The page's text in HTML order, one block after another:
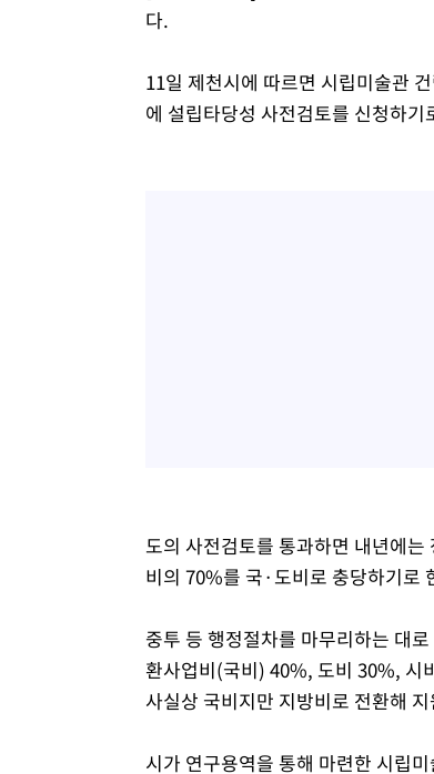
[속보] 노원서 40.1도 관측…서울, 2018년 이후 첫
외신들도 주목한 韓축구 파문…"국민적 공분에 수
11시간 압수수색에 성접대 파문까지…'쑥대밭' 된
다.
11일 제천시에 따르면 시립미술관
에 설립타당성 사전검토를 신청하기
도의 사전검토를 통과하면 내년에
비의 70%를 국·도비로 충당하기로
중투 등 행정절차를 마무리하는 대
환사업비(국비) 40%, 도비 30%, 시
사실상 국비지만 지방비로 전환해
시가 연구용역을 통해 마련한 시립